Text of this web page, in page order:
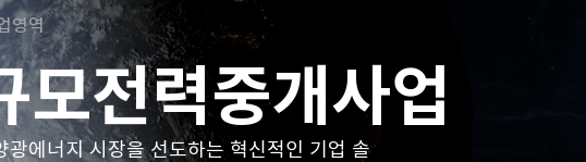
영역
모전력중개사업
광에너지 시장을 선도하는 혁신적인 기업 솔